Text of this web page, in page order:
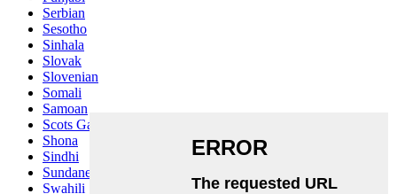
Serbian
Sesotho
Sinhala
Slovak
Slovenian
Somali
Samoan
Scots Gaelic
Shona
Sindhi
Sundanese
Swahili